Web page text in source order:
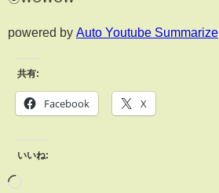
powered by Auto Youtube Summarize
共有:
Facebook X
いいね: